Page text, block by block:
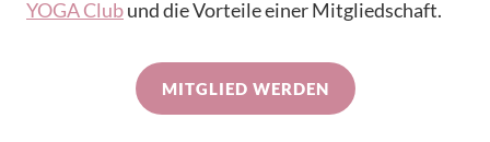
YOGA Clubund die Vorteile einer Mitgliedschaft.
MITGLIED WERDEN